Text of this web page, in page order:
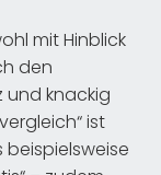
mit Hinblick
den
und knackig
ist
beispielsweise